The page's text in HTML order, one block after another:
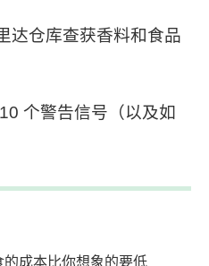
达仓库查获香料和食品
个警告信号（以及如
的成本比你想象的要低